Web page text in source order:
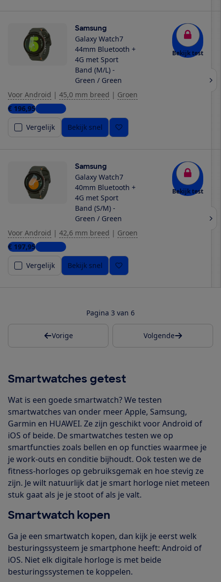
Samsung
Galaxy Watch7
44mm Bluetooth +
4G met Sport
Band (M/L) -
Green / Green
Bekijk test
Voor Android | 45,0 mm breed | Groen
€ 196,955 winkels
Vergelijk
Bekijk snel
Samsung
Galaxy Watch7
40mm Bluetooth +
4G met Sport
Band (S/M) -
Green / Green
Bekijk test
Voor Android | 42,6 mm breed | Groen
€ 197,952 winkels
Vergelijk
Bekijk snel
Pagina 3 van 6
Vorige Volgende
Smartwatches getest
Wat is een goede smartwatch? We testen
smartwatches van onder meer Apple, Samsung,
Garmin en HUAWEI. Ze zijn geschikt voor Android of
iOS of beide. De smartwatches testen we op
smartfuncties zoals bellen en op functies waarmee je
je work-outs en conditie bijhoudt. Ook testen we de
fitness-horloges op gebruiksgemak en hoe stevig ze
zijn. Je wilt natuurlijk dat je smart horloge niet meteen
stuk gaat als je je stoot of als je valt.
Smartwatch kopen
Ga je een smartwatch kopen, dan kijk je eerst welk
besturingssysteem je smartphone heeft: Android of
iOS. Niet elk digitale horloge is met beide
besturingssystemen te koppelen.